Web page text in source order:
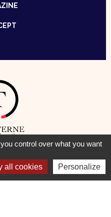
—Mentions Légales–Cookies
control over what you want
all cookies Personalize